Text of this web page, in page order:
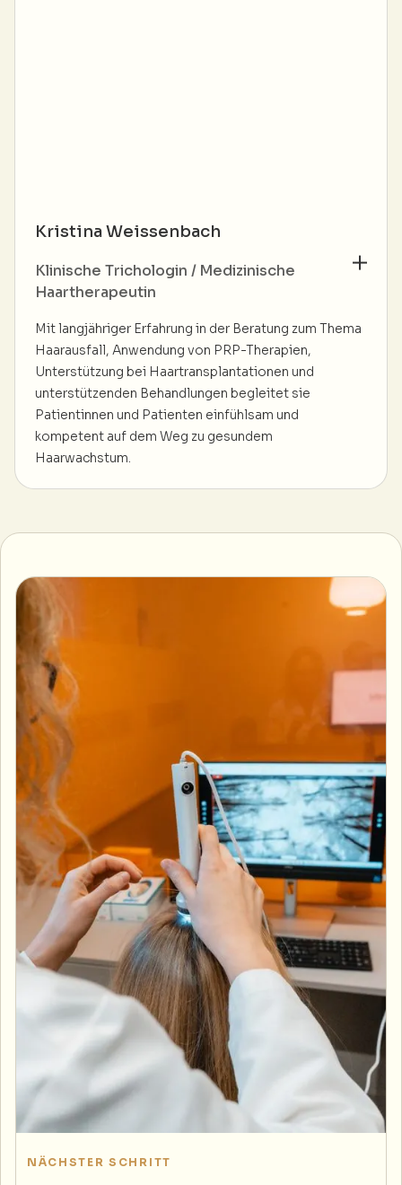
Kristina Weissenbach
Klinische Trichologin / Medizinische
Haartherapeutin
Mit langjähriger Erfahrung in der Beratung zum Thema
Haarausfall, Anwendung von PRP-Therapien,
Unterstützung bei Haartransplantationen und
unterstützenden Behandlungen begleitet sie
Patientinnen und Patienten einfühlsam und
kompetent auf dem Weg zu gesundem
Haarwachstum.
NÄCHSTER SCHRITT